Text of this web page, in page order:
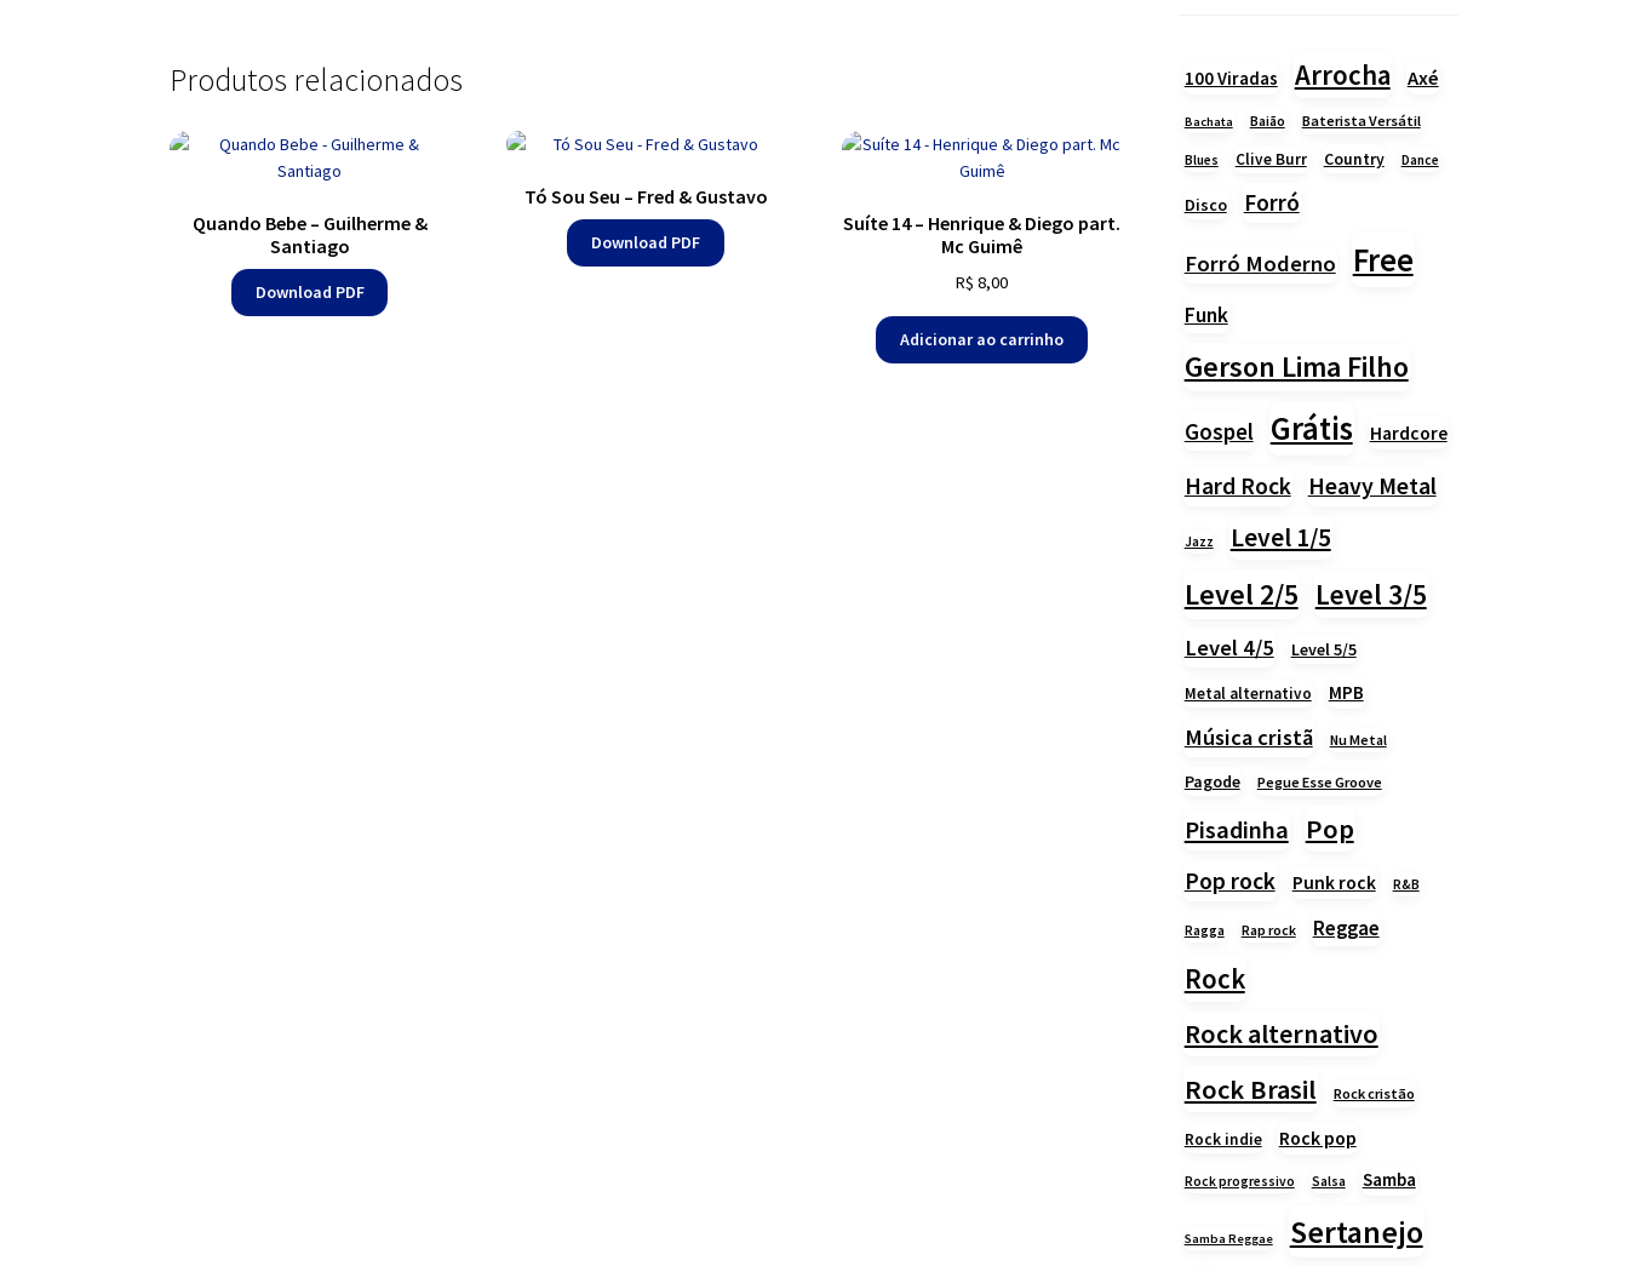
Produtos relacionados
Quando Bebe – Guilherme &
Santiago
Download PDF
Tó Sou Seu – Fred & Gustavo
Download PDF
Suíte 14 – Henrique & Diego part.
Mc Guimê
R$ 8,00
Adicionar ao carrinho
100 Viradas Arrocha Axé
Bachata Baião Baterista Versátil
Blues Clive Burr Country Dance
Disco Forró
Forró Moderno Free
Funk
Gerson Lima Filho
Gospel Grátis Hardcore
Hard Rock Heavy Metal
Jazz Level 1/5
Level 2/5 Level 3/5
Level 4/5 Level 5/5
Metal alternativo MPB
Música cristã Nu Metal
Pagode Pegue Esse Groove
Pisadinha Pop
Pop rock Punk rock R&B
Ragga Rap rock Reggae
Rock
Rock alternativo
Rock Brasil
Rock cristão
Rock indie Rock pop
Rock progressivo Salsa Samba
Samba Reggae Sertanejo